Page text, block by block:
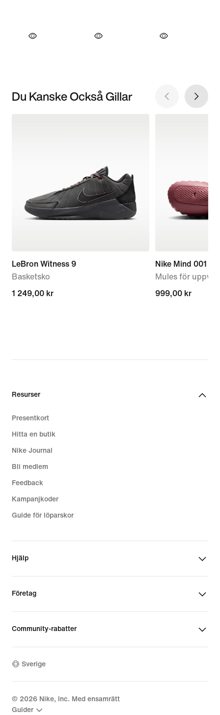
Du Kanske Också Gillar
LeBron Witness 9
Basketsko
1 249,00 kr
1 249,00 kr
Nike Mind 001
Mules för
999,00 kr
999,00 kr
Resurser
Presentkort
Hitta en butik
Nike Journal
Bli medlem
Feedback
Kampanjkoder
Guide för löparskor
Hjälp
Företag
Community-rabatter
Sverige
© 2026 Nike, Inc. Med ensamrätt
Guider